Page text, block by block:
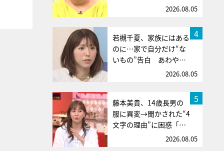
2026.08.05
4
若槻千夏、家族にはある
のに…家で自分だけ“な
いもの”告白 あわや…
2026.08.05
5
藤本美貴、14歳長男の
服に異変→聞かされた“4
文字の理由”に困惑「…
2026.08.05